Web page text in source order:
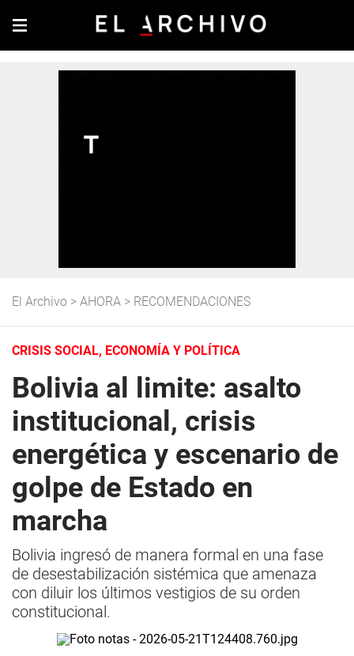
El Archivo > AHORA > RECOMENDACIONES
CRISIS SOCIAL, ECONOMÍA Y POLÍTICA
Bolivia al limite: asalto
institucional, crisis
energética y escenario de
golpe de Estado en
marcha
Bolivia ingresó de manera formal en una fase
de desestabilización sistémica que amenaza
con diluir los últimos vestigios de su orden
constitucional.